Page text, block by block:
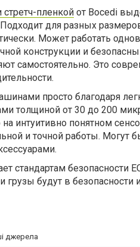
пленкой от Bocedi
для разных
Может работать
конструкции и безопасны
самостоятельно. Это
просто благодаря
толщиной от 30 до 200
на интуитивно понятном
и точной работы. Могут
стандартам безопасности
грузы будут в
джерела